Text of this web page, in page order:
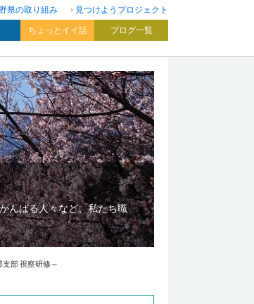
県の取り組み
見つけようプロジェクト
ちょっとイイ話 ブログ一覧
んばる人々など、私たち職
部 視察研修～